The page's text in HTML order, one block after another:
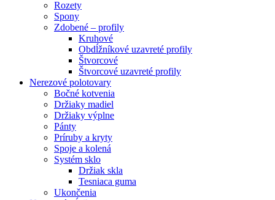
Rozety
Spony
Zdobené – profily
Kruhové
Obdĺžníkové uzavreté profily
Štvorcové
Štvorcové uzavreté profily
Nerezové polotovary
Bočné kotvenia
Držiaky madiel
Držiaky výplne
Pánty
Príruby a kryty
Spoje a kolená
Systém sklo
Držiak skla
Tesniaca guma
Ukončenia